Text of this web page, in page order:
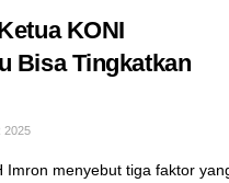
KONI
Bisa Tingkatkan
2025
Imron menyebut tiga faktor